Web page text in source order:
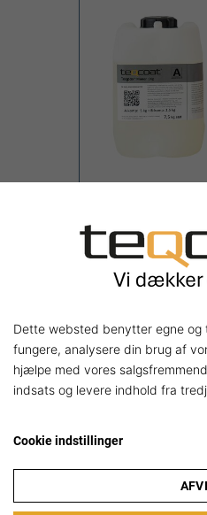
Teqpox®
kg
103,00 kr.
Dette websted benytter egne
fungere, analysere din brug af
hjælpe med vores
indsats og levere indhold fra
Cookie indstillinger